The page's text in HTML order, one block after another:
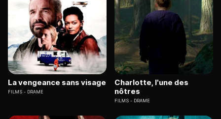
La vengeance sans visage
FILMS DRAME
Charlotte, l'une des
nôtres
FILMS DRAME